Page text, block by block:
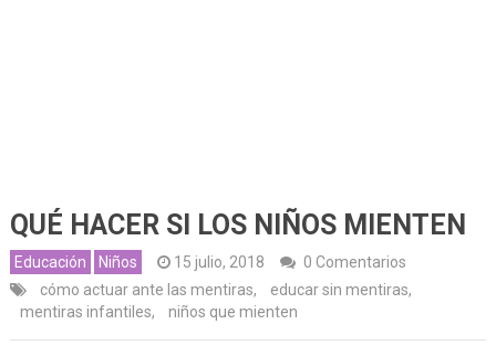
QUÉ HACER SI LOS NIÑOS MIENTEN
Educación Niños 15 julio, 2018
0 Comentarios
cómo actuar ante las mentiras, educar sin mentiras,
mentiras infantiles, niños que mienten